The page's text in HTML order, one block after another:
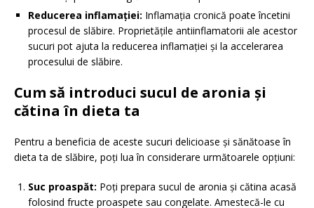
Reducerea inflamației: Inflamația cronică poate încetini
procesul de slăbire. Proprietățile antiinflamatorii ale acestor
sucuri pot ajuta la reducerea inflamației și la accelerarea
procesului de slăbire.
Cum să introduci sucul de aronia și
cătina în dieta ta
Pentru a beneficia de aceste sucuri delicioase și sănătoase în
dieta ta de slăbire, poți lua în considerare următoarele opțiuni:
Suc proaspăt: Poți prepara sucul de aronia și cătina acasă
folosind fructe proaspete sau congelate. Amestecă-le cu